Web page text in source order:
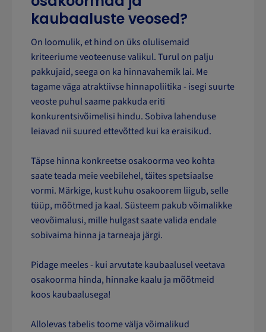
kaubaaluste veosed?
On loomulik, et hind on üks olulisemaid
kriteeriume veoteenuse valikul. Turul on palju
pakkujaid, seega on ka hinnavahemik lai. Me
tagame väga atraktiivse hinnapoliitika - isegi suurte
veoste puhul saame pakkuda eriti
konkurentsivõimelisi hindu. Sobiva lahenduse
leiavad nii suured ettevõtted kui ka eraisikud.
Täpse hinna konkreetse osakoorma veo kohta
saate teada meie veebilehel, täites spetsiaalse
vormi. Märkige, kust kuhu osakoorem liigub, selle
tüüp, mõõtmed ja kaal. Süsteem pakub võimalikke
veovõimalusi, mille hulgast saate valida endale
sobivaima hinna ja tarneaja järgi.
Pidage meeles - kui arvutate kaubaalusel veetava
osakoorma hinda, hinnake kaalu ja mõõtmeid
koos kaubaalusega!
Allolevas tabelis toome välja võimalikud